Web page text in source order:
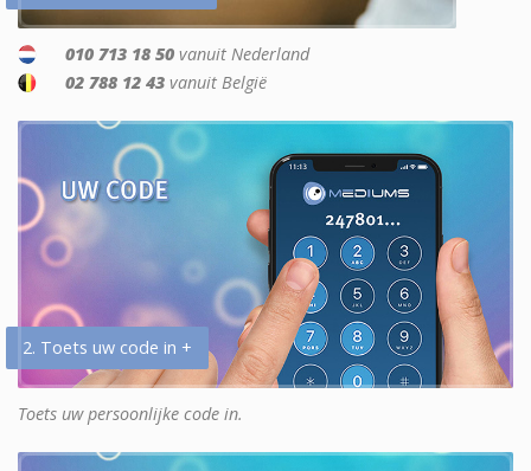
010 713 18 50 vanuit Nederland
02 788 12 43 vanuit België
2. Toets uw code in +
Toets uw persoonlijke code in.